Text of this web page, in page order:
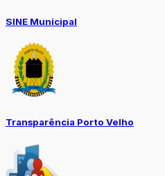
SINE Municipal
Transparência Porto Velho